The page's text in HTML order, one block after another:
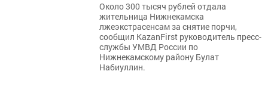
Около 300 тысяч рублей отдала
жительница Нижнекамска
лжеэкстрасенсам за снятие порчи,
сообщил KazanFirst руководитель пресс-
службы УМВД России по
Нижнекамскому району Булат
Набиуллин.